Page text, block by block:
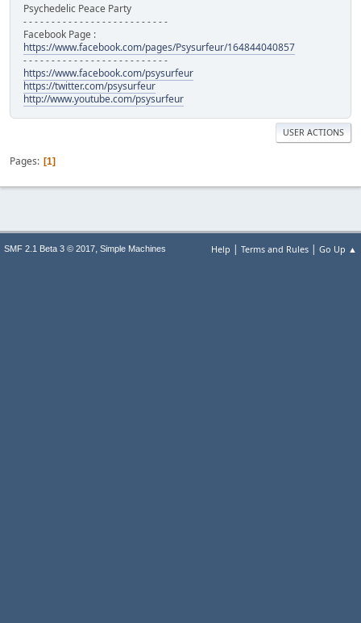
Psychedelic Peace Party
- - - - - - - - - - - - - - - - - - - - - - - - - -
Facebook Page :
https://www.facebook.com/pages/Psysurfeur/164844040857
- - - - - - - - - - - - - - - - - - - - - - - - - -
https://www.facebook.com/psysurfeur
https://twitter.com/psysurfeur
http://www.youtube.com/psysurfeur
USER ACTIONS
Pages 1
Help | Terms and Rules | Go Up ▲
SMF 2.1 Beta 3 © 2017, Simple Machines